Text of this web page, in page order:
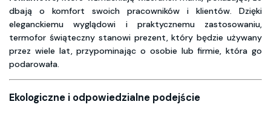
dbają o komfort swoich pracowników i klientów. Dzięki
eleganckiemu wyglądowi i praktycznemu zastosowaniu,
termofor świąteczny stanowi prezent, który będzie używany
przez wiele lat, przypominając o osobie lub firmie, która go
podarowała.
Ekologiczne i odpowiedzialne podejście